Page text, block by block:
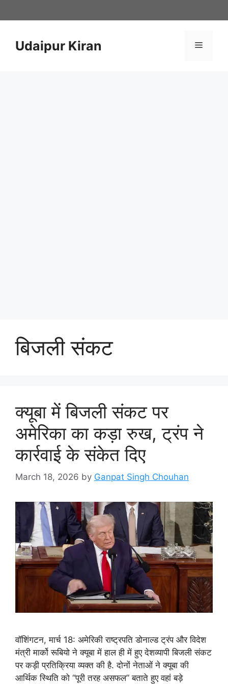
to
Udaipur Kiran Menu
बिजली संकट
क्यूबा में बिजली संकट पर
अमेरिका का कड़ा रुख, ट्रंप ने
कार्रवाई के संकेत दिए
March 18, 2026 by Ganpat Singh Chouhan
वॉशिंगटन, मार्च 18: अमेरिकी राष्ट्रपति डोनाल्ड ट्रंप और विदेश
मंत्री मार्को रूबियो ने क्यूबा में हाल ही में हुए देशव्यापी बिजली संकट
पर कड़ी प्रतिक्रिया व्यक्त की है. दोनों नेताओं ने क्यूबा की
आर्थिक स्थिति को “पूरी तरह असफल” बताते हुए वहां बड़े